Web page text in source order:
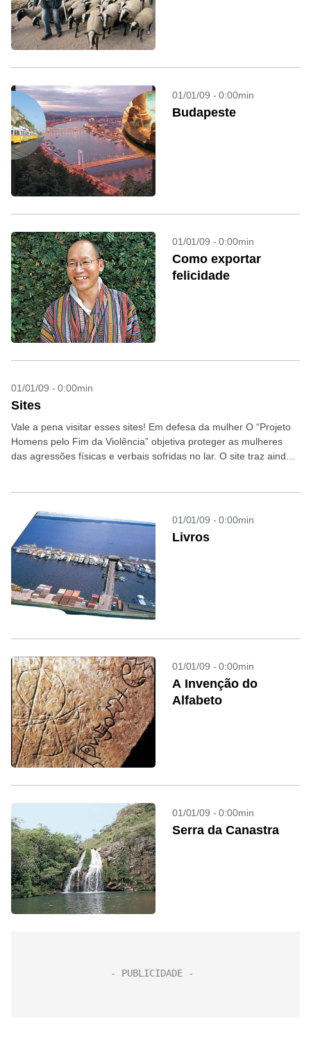
01/01/09 - 0:00min
Budapeste
01/01/09 - 0:00min
Como exportar
felicidade
01/01/09 - 0:00min
Sites
Vale a pena visitar esses sites! Em defesa da mulher O “Projeto
Homens pelo Fim da Violência” objetiva proteger as mulheres
das agressões físicas e verbais sofridas no lar. O site traz ainda
01/01/09 - 0:00min
Livros
01/01/09 - 0:00min
A Invenção do
Alfabeto
01/01/09 - 0:00min
Serra da Canastra